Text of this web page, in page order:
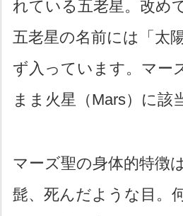
れている五老星。改め
五老星の名前には「太
ず入っています。マー
まま火星（Mars）に該
マーズ聖の身体的特徴
髭、死んだような目。